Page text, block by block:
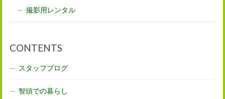
撮影用レンタル
CONTENTS
スタッフブログ
智頭での暮らし